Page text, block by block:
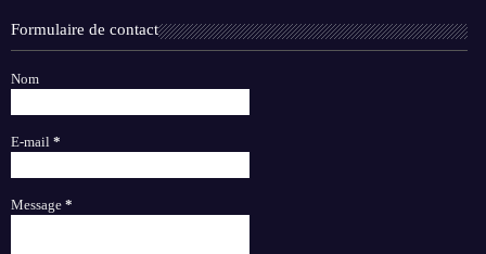
Formulaire de contact
Nom
E-mail *
Message *